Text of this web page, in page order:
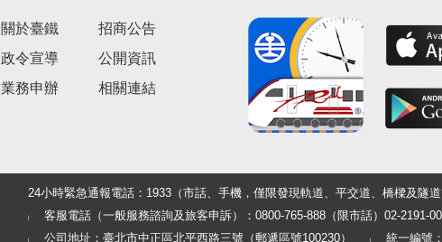
關於臺鐵
政令宣導
業務申辦
招商公告
公開資訊
相關連結
24小時緊急通報電話：1933（市話、手機，僅限發現軌道、平交道、橋樑及隧道
客服電話（一般服務諮詢及旅客申訴）：0800-765-888（限市話）02-2191-
公司地址：臺北市中正區北平西路三號（郵遞區號100230）
統一編號